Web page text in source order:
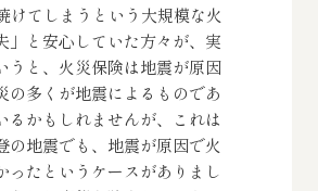
けてしまうという大規模な火
」と安心していた方々が、実
うと、火災保険は地震が原因
多くが地震によるものであ
るかもしれませんが、これは
地震でも、地震が原因で火
ったというケースがありまし